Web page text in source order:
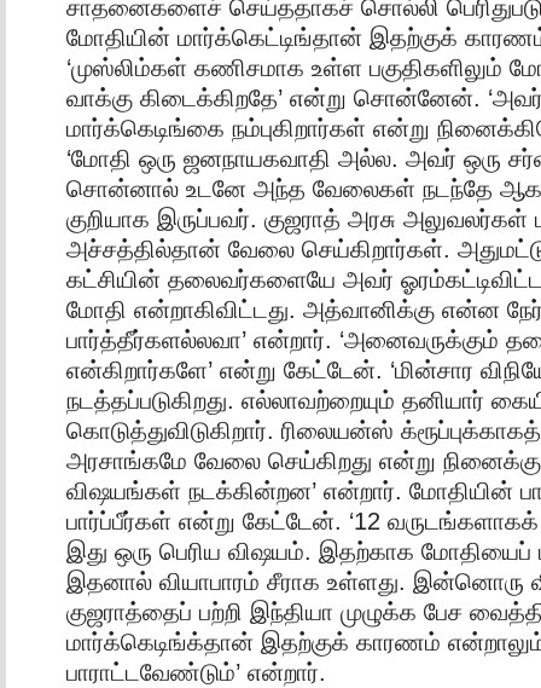
சாதனைகளைச் செய்ததாகச் சொல்லி
மோதியின் மார்க்கெட்டிங்தான் இதற்குக்
‘முஸ்லிம்கள் கணிசமாக உள்ள பகுதிகளிலும்
வாக்கு கிடைக்கிறதே’ என்று சொன்னேன்.
மார்க்கெடிங்கை நம்புகிறார்கள் என்று
‘மோதி ஒரு ஜனநாயகவாதி அல்ல. அவர் ஒரு
சொன்னால் உடனே அந்த வேலைகள் நடந்தே
குறியாக இருப்பவர். குஜராத் அரசு அலுவலர்கள்
அச்சத்தில்தான் வேலை செய்கிறார்கள்.
கட்சியின் தலைவர்களையே அவர்
மோதி என்றாகிவிட்டது. அத்வானிக்கு என்ன
பார்த்தீர்களல்லவா’ என்றார். ‘அனைவருக்கும்
என்கிறார்களே’ என்று கேட்டேன். ‘மின்சார
நடத்தப்படுகிறது. எல்லாவற்றையும் தனியார்
கொடுத்துவிடுகிறார். ரிலையன்ஸ்
அரசாங்கமே வேலை செய்கிறது என்று
விஷயங்கள் நடக்கின்றன’ என்றார். மோதியின்
பார்ப்பீர்கள் என்று கேட்டேன். ‘12
இது ஒரு பெரிய விஷயம். இதற்காக மோதியைப்
இதனால் வியாபாரம் சீராக உள்ளது. இன்னொரு
குஜராத்தைப் பற்றி இந்தியா முழுக்க பேச
மார்க்கெடிங்க்தான் இதற்குக் காரணம்
பாராட்டவேண்டும்’ என்றார்.